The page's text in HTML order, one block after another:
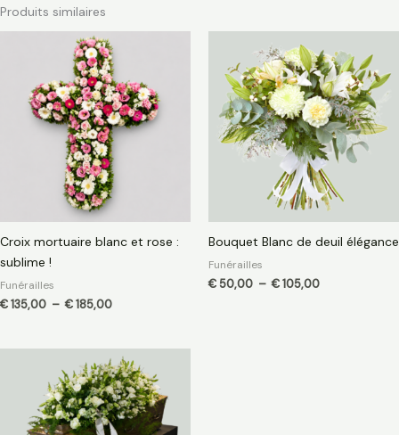
Produits similaires
Croix mortuaire blanc et rose :
sublime !
Funérailles
€135,00 – €185,00
de
prix :
€ 135,00
à
€ 185,00
Bouquet Blanc de deuil élégance
Funérailles
€ 50,00 – €105,00
de
prix :
€ 50,00
à
€ 105,00
Plage
de
prix :
€ 125,00
à
€ 350,00